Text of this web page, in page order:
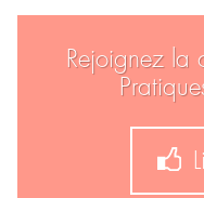
Rejoignez la